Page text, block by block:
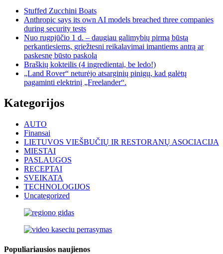
Stuffed Zucchini Boats
Anthropic says its own AI models breached three companies
during security tests
Nuo rugpjūčio 1 d. – daugiau galimybių pirmą būstą
perkantiesiems, griežtesni reikalavimai imantiems antrą ar
paskesnę būsto paskolą
Braškių kokteilis (4 ingredientai, be ledo!)
„Land Rover“ neturėjo atsarginių pinigų, kad galėtų
pagaminti elektrinį „Freelander“.
Kategorijos
AUTO
Finansai
LIETUVOS VIEŠBUČIŲ IR RESTORANŲ ASOCIACIJA
MIESTAI
PASLAUGOS
RECEPTAI
SVEIKATA
TECHNOLOGIJOS
Uncategorized
Populiariausios naujienos